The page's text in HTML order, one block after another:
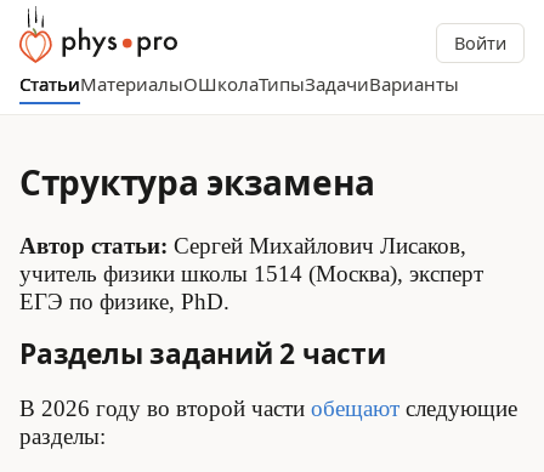
Войти
СтатьиМатериалыОШколаТипыЗадачиВарианты
Структура экзамена
Автор статьи: Сергей Михайлович Лисаков,
учитель физики школы 1514 (Москва), эксперт
ЕГЭ по физике, PhD.
Разделы заданий 2 части
В 2026 году во второй части обещают следующие
разделы: